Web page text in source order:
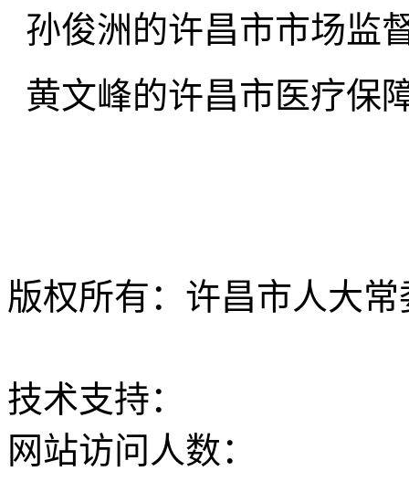
孙俊洲的许昌市市场监
黄文峰的许昌市医疗保
版权所有：许昌市人大
技术支持：
网站访问人数：